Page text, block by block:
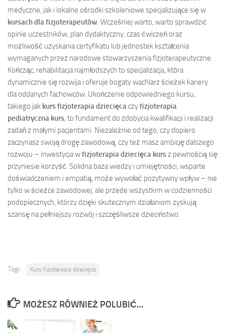
medyczne, jak i lokalne ośrodki szkoleniowe specjalizujące się w
kursach dla fizjoterapeutów. Wcześniej warto, warto sprawdzić
opinie uczestników, plan dydaktyczny, czas ćwiczeń oraz
możliwość uzyskania certyfikatu lub jednostek kształcenia
wymaganych przez narodowe stowarzyszenia fizjoterapeutyczne.
Kończąc, rehabilitacja najmłodszych to specjalizacja, która
dynamicznie się rozwija i oferuje bogaty wachlarz ścieżek kariery
dla oddanych fachowców. Ukończenie odpowiedniego kursu,
takiego jak kurs fizjoterapia dziecięcaczyfizjoterapia
pediatryczna kurs, to fundament do zdobycia kwalifikacji i realizacji
zadań z małymi pacjentami. Niezależnie od tego, czy dopiero
zaczynasz swoją drogę zawodową, czy też masz ambicję dalszego
rozwoju – inwestycja wfizjoterapia dziecięca kursz pewnością się
przyniesie korzyść. Solidna baza wiedzy i umiejętności, wsparte
doświadczeniem i empatią, może wywołać pozytywny wpływ – nie
tylko w ścieżce zawodowej, ale przede wszystkim w codzienności
podopiecznych, którzy dzięki skutecznym działaniom zyskują
szansę na pełniejszy rozwój i szczęśliwsze dzieciństwo.
Tagi: Kurs fizjoterapia dziecięca
MOŻESZ RÓWNIEŻ POLUBIĆ…